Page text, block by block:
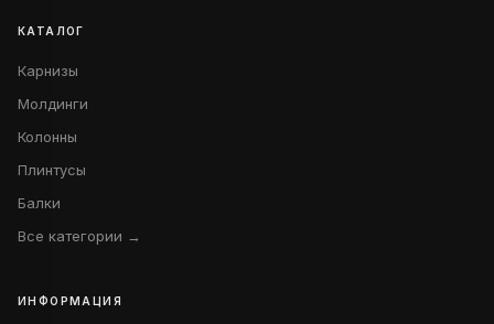
КАТАЛОГ
Карнизы
Молдинги
Колонны
Плинтусы
Балки
Все категории →
ИНФОРМАЦИЯ